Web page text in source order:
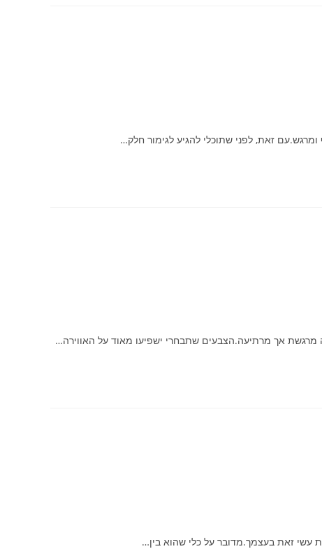
זאת, לפני שתוכלי להגיע לגימור חלק…
מרגשת אך מרתיעה.הצבעים שתבחרי ישפיעו מאוד על האווירה…
עשי זאת בעצמך.מדובר על כלי שהוא בין…